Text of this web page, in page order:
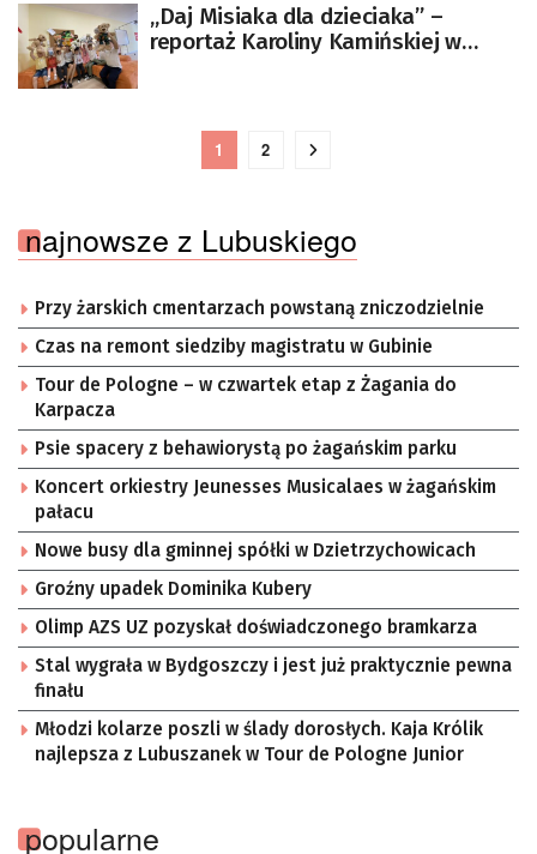
„Daj Misiaka dla dzieciaka” –
reportaż Karoliny Kamińskiej w
1 2
najnowsze z Lubuskiego
Przy żarskich cmentarzach powstaną zniczodzielnie
Czas na remont siedziby magistratu w Gubinie
Tour de Pologne – w czwartek etap z Żagania do
Karpacza
Psie spacery z behawiorystą po żagańskim parku
Koncert orkiestry Jeunesses Musicalaes w żagańskim
pałacu
Nowe busy dla gminnej spółki w Dzietrzychowicach
Groźny upadek Dominika Kubery
Olimp AZS UZ pozyskał doświadczonego bramkarza
Stal wygrała w Bydgoszczy i jest już praktycznie pewna
finału
Młodzi kolarze poszli w ślady dorosłych. Kaja Królik
najlepsza z Lubuszanek w Tour de Pologne Junior
popularne